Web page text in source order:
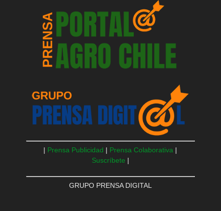
| Prensa Publicidad | Prensa Colaborativa |
Suscríbete |
GRUPO PRENSA DIGITAL